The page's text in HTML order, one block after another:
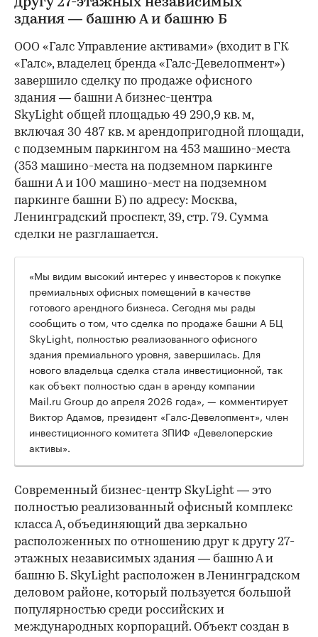
другу 27-этажных независимых
здания — башню А и башню Б
ООО «Галс Управление активами» (входит в ГК
«Галс», владелец бренда «Галс-Девелопмент»)
завершило сделку по продаже офисного
здания — башни А бизнес-центра
SkyLight общей площадью 49 290,9 кв. м,
включая 30 487 кв. м арендопригодной площади,
с подземным паркингом на 453 машино-места
(353 машино-места на подземном паркинге
башни А и 100 машино-мест на подземном
паркинге башни Б) по адресу: Москва,
Ленинградский проспект, 39, стр. 79. Сумма
сделки не разглашается.
«Мы видим высокий интерес у инвесторов к покупке
премиальных офисных помещений в качестве
готового арендного бизнеса. Сегодня мы рады
сообщить о том, что сделка по продаже башни А БЦ
SkyLight, полностью реализованного офисного
здания премиального уровня, завершилась. Для
нового владельца сделка стала инвестиционной, так
как объект полностью сдан в аренду компании
Mail.ru Group до апреля 2026 года», — комментирует
Виктор Адамов, президент «Галс-Девелопмент», член
инвестиционного комитета ЗПИФ «Девелоперские
активы».
Современный бизнес-центр SkyLight — это
полностью реализованный офисный комплекс
класса А, объединяющий два зеркально
расположенных по отношению друг к другу 27-
этажных независимых здания — башню А и
башню Б. SkyLight расположен в Ленинградском
деловом районе, который пользуется большой
популярностью среди российских и
международных корпораций. Объект создан в